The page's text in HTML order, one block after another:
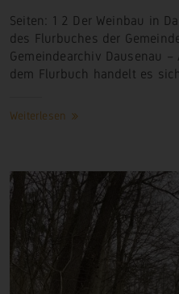
Seiten: 1 2 Der Weinbau in
des Flurbuches der
Gemeindearchiv Dausenau
dem Flurbuch handelt es
Weiterlesen